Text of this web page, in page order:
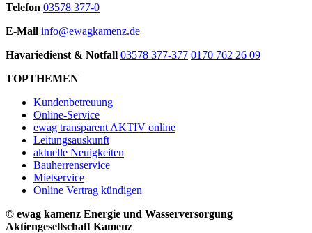
Telefon 03578 377-0
E-Mail info@ewagkamenz.de
Havariedienst & Notfall 03578 377-377 0170 762 26 09
TOPTHEMEN
Kundenbetreuung
Online-Service
ewag transparent AKTIV online
Leitungsauskunft
aktuelle Neuigkeiten
Bauherrenservice
Mietservice
Online Vertrag kündigen
© ewag kamenz Energie und Wasserversorgung
Aktiengesellschaft Kamenz